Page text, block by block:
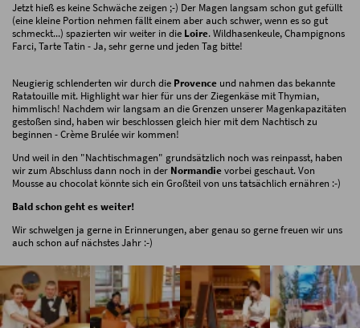
Jetzt hieß es keine Schwäche zeigen ;-) Der Magen langsam schon gut gefüllt
(eine kleine Portion nehmen fällt einem aber auch schwer, wenn es so gut
schmeckt...) spazierten wir weiter in die Loire. Wildhasenkeule, Champignons
Farci, Tarte Tatin - Ja, sehr gerne und jeden Tag bitte!
Neugierig schlenderten wir durch die Provence und nahmen das bekannte
Ratatouille mit. Highlight war hier für uns der Ziegenkäse mit Thymian,
himmlisch! Nachdem wir langsam an die Grenzen unserer Magenkapazitäten
gestoßen sind, haben wir beschlossen gleich hier mit dem Nachtisch zu
beginnen - Crème Brulée wir kommen!
Und weil in den "Nachtischmagen" grundsätzlich noch was reinpasst, haben
wir zum Abschluss dann noch in der Normandievorbei geschaut. Von
Mousse au chocolat könnte sich ein Großteil von uns tatsächlich ernähren :-)
Bald schon geht es weiter!
Wir schwelgen ja gerne in Erinnerungen, aber genau so gerne freuen wir uns
auch schon auf nächstes Jahr :-)